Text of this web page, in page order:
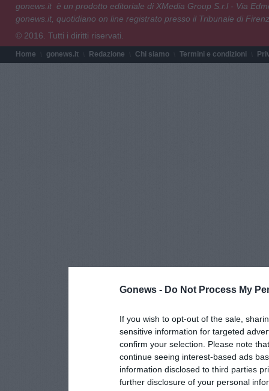
Gonews - Do Not Process My
If you wish to opt-out of the sale,
sensitive information for targeted
confirm your selection. Please note
continue seeing interest-based ads
information disclosed to third parties
further disclosure of your personal
gonews.it è un prodotto editoriale di XMedia Group S.r.l - Via
gonews.it, quotidiano on line registrato presso il Tribunale di
© 2016. Tutti i diritti riservati.
Home gonews.it Redazione Chi siamo Termini e condizioni